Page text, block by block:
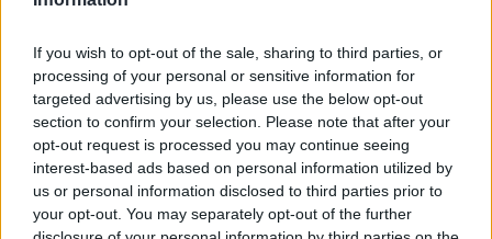
If you wish to opt-out of the sale, sharing to third parties, or
processing of your personal or sensitive information for
targeted advertising by us, please use the below opt-out
section to confirm your selection. Please note that after your
opt-out request is processed you may continue seeing
interest-based ads based on personal information utilized by
us or personal information disclosed to third parties prior to
your opt-out. You may separately opt-out of the further
Και ποιον άλλον πιο εντυπωσιακό τρόπο θα μπορούσαν να
το να εισέλθει στον αγωνιστικό χώρο… καβάλα σε
άλογο!
Ο MVP του 2006 στο Final Four, πολυτιμότερος της
Ευρωλίγκας το 2007 καιδις πρωταθλητής Ευρώπης,
χαιρέτησε το κοινό τηςΤΣΣΚΑπου τον λατρεύει,
ιππεύοντας ένα πανέμορφο μαύρο άλογο και ο